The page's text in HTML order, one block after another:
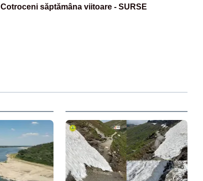
Cotroceni săptămâna viitoare - SURSE